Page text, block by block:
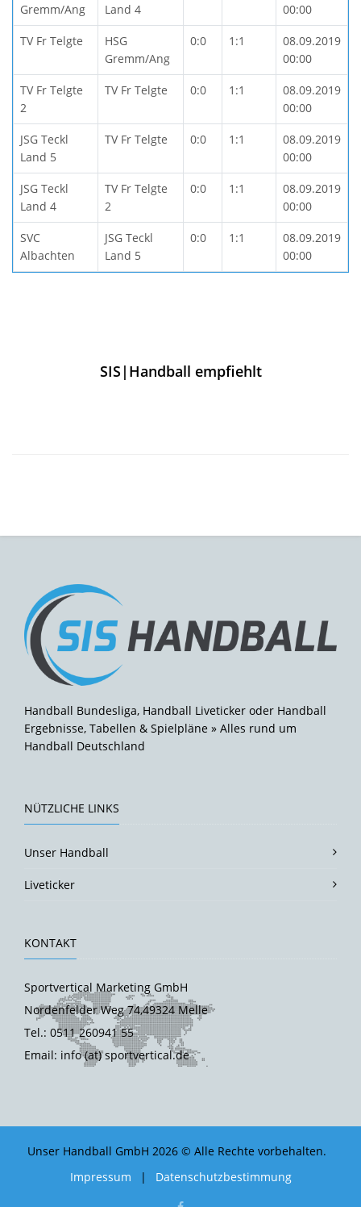
Gremm/Ang
Land 4
00:00
TV Fr Telgte
HSG
Gremm/Ang
0:0 1:1
08.09.2019
00:00
TV Fr Telgte
2
TV Fr Telgte 0:0 1:1
08.09.2019
00:00
JSG Teckl
Land 5
TV Fr Telgte 0:0 1:1
08.09.2019
00:00
JSG Teckl
Land 4
TV Fr Telgte
2
0:0 1:1
08.09.2019
00:00
SVC
Albachten
JSG Teckl
Land 5
0:0 1:1
08.09.2019
00:00
SIS|Handball empfiehlt
Handball Bundesliga, Handball Liveticker oder Handball
Ergebnisse, Tabellen & Spielpläne » Alles rund um
Handball Deutschland
NÜTZLICHE LINKS
Unser Handball
Liveticker
KONTAKT
Sportvertical Marketing GmbH
Nordenfelder Weg 74,49324 Melle
Tel.: 0511 260941 55
Email: info (at) sportvertical.de
Unser Handball GmbH 2026 © Alle Rechte vorbehalten.
Impressum
| Datenschutzbestimmung